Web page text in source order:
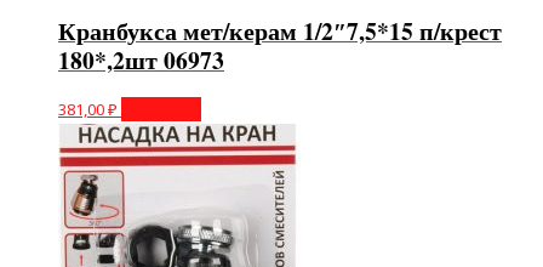
Кранбукса мет/керам 1/2″7,5*15 п/крест
180*,2шт 06973
381,00₽